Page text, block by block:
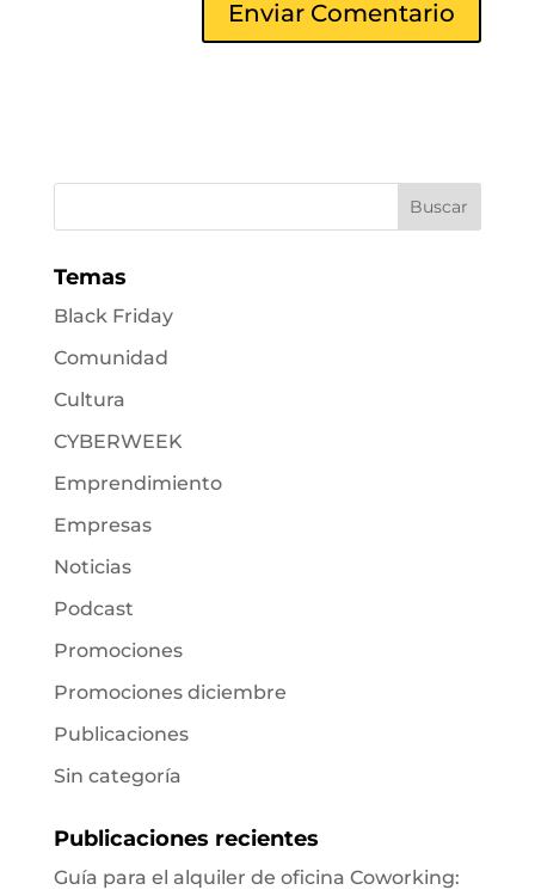
Temas
Black Friday
Comunidad
Cultura
CYBERWEEK
Emprendimiento
Empresas
Noticias
Podcast
Promociones
Promociones diciembre
Publicaciones
Sin categoría
Publicaciones recientes
Guía para el alquiler de oficina Coworking: